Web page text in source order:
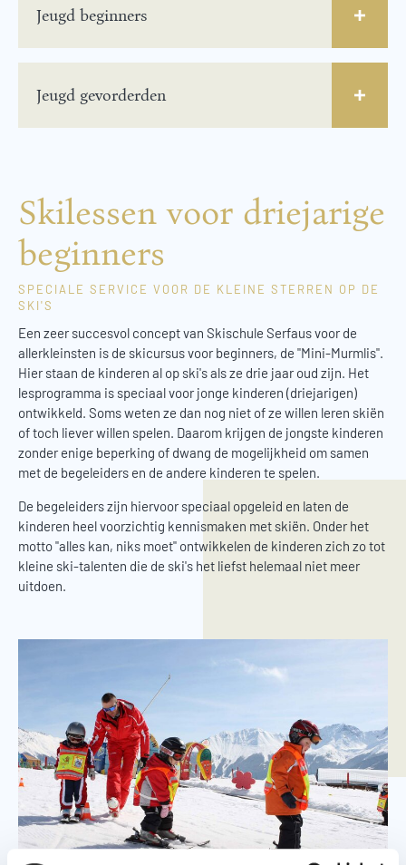
Jeugd beginners
Jeugd gevorderden
Skilessen voor driejarige
beginners
SPECIALE SERVICE VOOR DE KLEINE STERREN OP DE
SKI'S
Een zeer succesvol concept van Skischule Serfaus voor de
allerkleinsten is de skicursus voor beginners, de "Mini-Murmlis".
Hier staan de kinderen al op ski's als ze drie jaar oud zijn. Het
lesprogramma is speciaal voor jonge kinderen (driejarigen)
ontwikkeld. Soms weten ze dan nog niet of ze willen leren skiën
of toch liever willen spelen. Daarom krijgen de jongste kinderen
zonder enige beperking of dwang de mogelijkheid om samen
met de begeleiders en de andere kinderen te spelen.
De begeleiders zijn hiervoor speciaal opgeleid en laten de
kinderen heel voorzichtig kennismaken met skiën. Onder het
motto "alles kan, niks moet" ontwikkelen de kinderen zich zo tot
kleine ski-talenten die de ski's het liefst helemaal niet meer
uitdoen.